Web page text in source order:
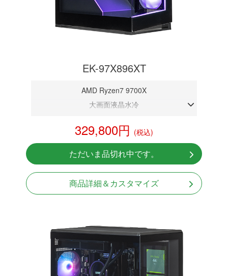
EK-97X896XT
AMD Ryzen7 9700X
大画面液晶水冷
RX 9060XT 16G
NVMeSSD 1TB
無線LAN Bluetooth対応
Windows11 Home 64bit
329,800円 (税込)
ただいま品切れ中です。
商品詳細＆カスタマイズ